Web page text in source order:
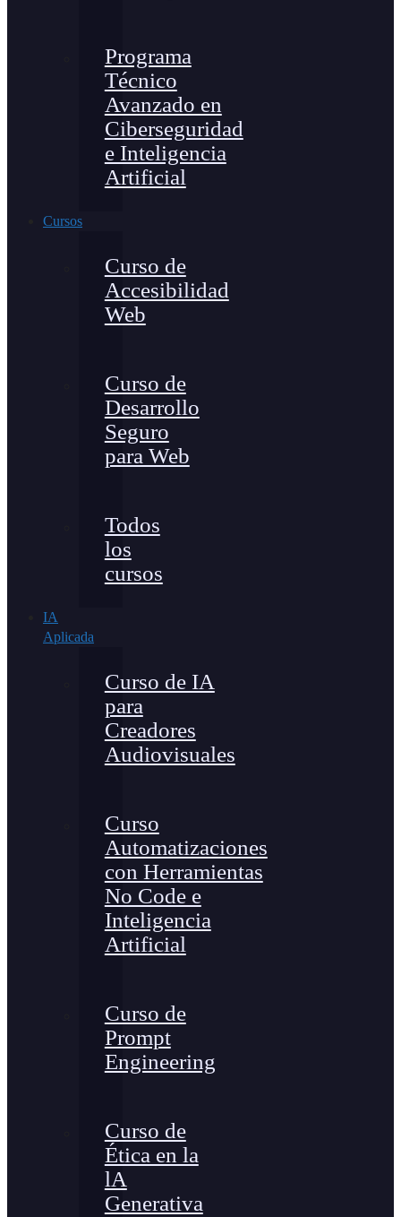
Programa
Técnico
Avanzado en
Ciberseguridad
e Inteligencia
Artificial
Cursos
Curso de
Accesibilidad
Web
Curso de
Desarrollo
Seguro
para Web
Todos
los
cursos
IA
Aplicada
Curso de IA
para
Creadores
Audiovisuales
Curso
Automatizaciones
con Herramientas
No Code e
Inteligencia
Artificial
Curso de
Prompt
Engineering
Curso de
Ética en la
lA
Generativa